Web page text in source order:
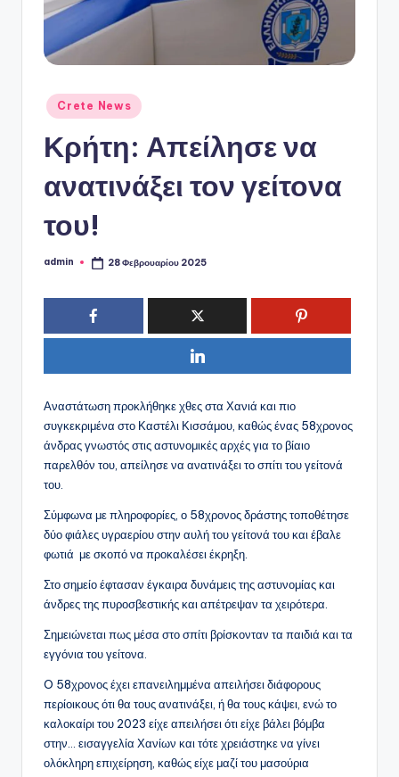
P
o
Αναρτήθηκε
σε
Crete News
Κρήτη: Απείλησε να
ανατινάξει τον γείτονα
του!
Συγγραφέας:
admin 28 Φεβρουαρίου 2025
Αναστάτωση προκλήθηκε χθες στα Χανιά και πιο
συγκεκριμένα στο Καστέλι Κισσάμου, καθώς ένας 58χρονος
άνδρας γνωστός στις αστυνομικές αρχές για το βίαιο
παρελθόν του, απείλησε να ανατινάξει το σπίτι του γείτονά
του.
Σύμφωνα με πληροφορίες, ο 58χρονος δράστης τοποθέτησε
δύο φιάλες υγραερίου στην αυλή του γείτονά του και έβαλε
φωτιά με σκοπό να προκαλέσει έκρηξη.
Στο σημείο έφτασαν έγκαιρα δυνάμεις της αστυνομίας και
άνδρες της πυροσβεστικής και απέτρεψαν τα χειρότερα.
Σημειώνεται πως μέσα στο σπίτι βρίσκονταν τα παιδιά και τα
εγγόνια του γείτονα.
O 58χρονος έχει επανειλημμένα απειλήσει διάφορους
περίοικους ότι θα τους ανατινάξει, ή θα τους κάψει, ενώ το
καλοκαίρι του 2023 είχε απειλήσει ότι είχε βάλει βόμβα
στην… εισαγγελία Χανίων και τότε χρειάστηκε να γίνει
ολόκληρη επιχείρηση, καθώς είχε μαζί του μασούρια